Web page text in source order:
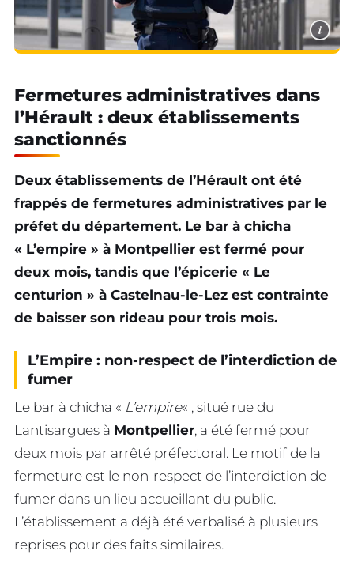
i
Fermetures administratives dans
l’Hérault : deux établissements
sanctionnés
Deux établissements de l’Hérault ont été
frappés de fermetures administratives par le
préfet du département. Le bar à chicha
« L’empire » à Montpellier est fermé pour
deux mois, tandis que l’épicerie « Le
centurion » à Castelnau-le-Lez est contrainte
de baisser son rideau pour trois mois.
L’Empire : non-respect de l’interdiction de
fumer
Le bar à chicha « L’empire« , situé rue du
Lantisargues à Montpellier, a été fermé pour
deux mois par arrêté préfectoral. Le motif de la
fermeture est le non-respect de l’interdiction de
fumer dans un lieu accueillant du public.
L’établissement a déjà été verbalisé à plusieurs
reprises pour des faits similaires.